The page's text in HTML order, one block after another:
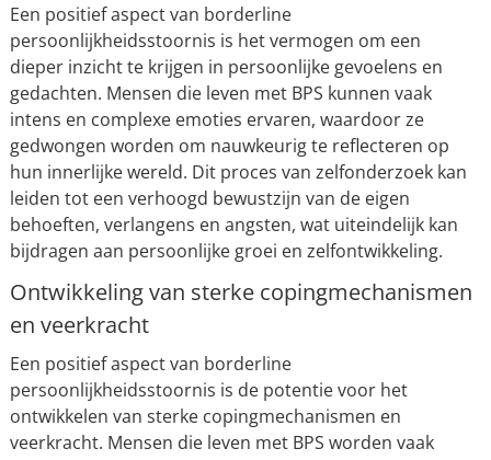
Een positief aspect van borderline
persoonlijkheidsstoornis is het vermogen om een
dieper inzicht te krijgen in persoonlijke gevoelens en
gedachten. Mensen die leven met BPS kunnen vaak
intens en complexe emoties ervaren, waardoor ze
gedwongen worden om nauwkeurig te reflecteren op
hun innerlijke wereld. Dit proces van zelfonderzoek kan
leiden tot een verhoogd bewustzijn van de eigen
behoeften, verlangens en angsten, wat uiteindelijk kan
bijdragen aan persoonlijke groei en zelfontwikkeling.
Ontwikkeling van sterke copingmechanismen
en veerkracht
Een positief aspect van borderline
persoonlijkheidsstoornis is de potentie voor het
ontwikkelen van sterke copingmechanismen en
veerkracht. Mensen die leven met BPS worden vaak